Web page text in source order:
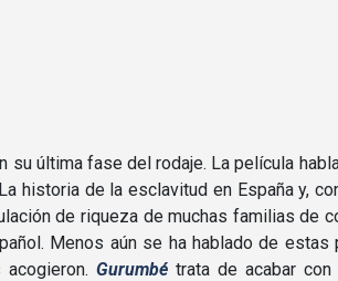
fase del rodaje. La película habla
historia de la esclavitud en España y,
de riqueza de muchas familias de
Menos aún se ha hablado de estas
Gurumbé trata de acabar